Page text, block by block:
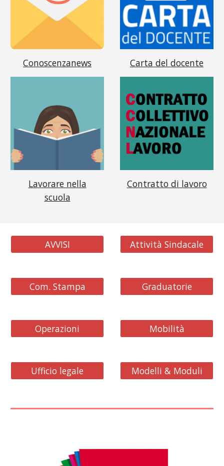
Conoscenzanews
Lavorare nella
scuola
Carta del docente
Contratto di lavoro
AVVISI Attività Sindacale
Com. Stampa Graduatorie
Operazioni Mobilità
Ufficio legale Modelli & Moduli